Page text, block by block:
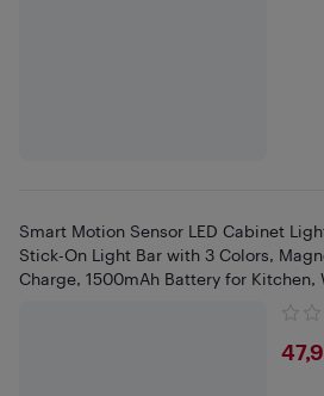
Smart Motion Sensor LED Cabinet
Stick-On Light Bar with 3 Colors,
Charge, 1500mAh Battery for Kitchen,